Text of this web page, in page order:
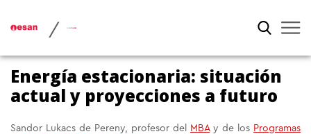
/
Energía estacionaria: situación
actual y proyecciones a futuro
Sandor Lukacs de Pereny, profesor del MBAy de los Programas